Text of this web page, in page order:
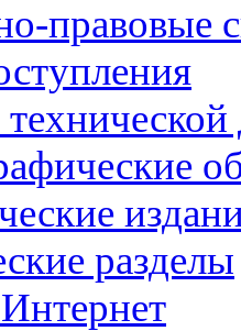
правовые
разделы